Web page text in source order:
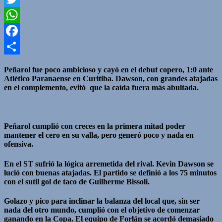
Twitter
WhatsApp
Facebook
Peñarol fue poco ambicioso y cayó en el debut copero, 1:0 ante
Atlético Paranaense en Curitiba. Dawson, con grandes atajadas
en el complemento, evitó que la caída fuera más abultada.
Peñarol cumplió con creces en la primera mitad poder
mantener el cero en su valla, pero generó poco y nada en
ofensiva.
En el ST sufrió la lógica arremetida del rival. Kevin Dawson se
lució con buenas atajadas. El partido se definió a los 75 minutos
con el sutil gol de taco de Guilherme Bissoli.
Golazo y pico para inclinar la balanza del local que, sin ser
nada del otro mundo, cumplió con el objetivo de comenzar
ganando en la Copa. El equipo de Forlán se acordó demasiado